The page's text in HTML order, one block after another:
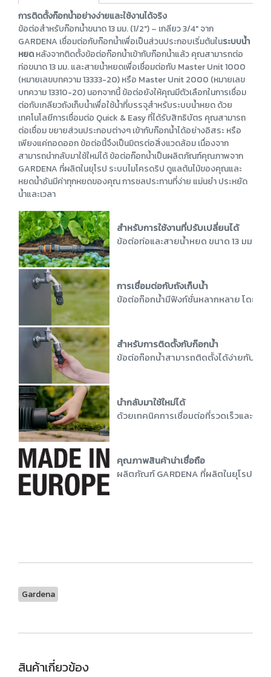
การติดตั้งก๊อกน้ำอย่างง่ายและใช้งานได้จริง
ข้อต่อสำหรับก๊อกน้ำขนาด 13 มม. (1/2") – เกลียว 3/4" จาก
GARDENA เชื่อมต่อกับก๊อกน้ำเพื่อเป็นส่วนประกอบเริ่มต้นในระบบน้ำ
หยดหลังจากติดตั้งข้อต่อก๊อกน้ำเข้ากับก๊อกน้ำแล้ว คุณสามารถต่อ
ท่อขนาด 13 มม. และสายน้ำหยดเพื่อเชื่อมต่อกับ Master Unit 1000
(หมายเลขบทความ 13333-20) หรือ Master Unit 2000 (หมายเลข
บทความ 13310-20) นอกจากนี้ ข้อต่อยังให้คุณมีตัวเลือกในการเชื่อม
ต่อกับเกลียวถังเก็บน้ำเพื่อใช้น้ำที่บรรจุสำหรับระบบน้ำหยด ด้วย
เทคโนโลยีการเชื่อมต่อ Quick & Easy ที่ได้รับสิทธิบัตร คุณสามารถ
ต่อเชื่อม ขยายส่วนประกอบต่างๆ เข้ากับก๊อกน้ำได้อย่างอิสระ หรือ
เพียงแค่ถอดออก ข้อต่อนี้จึงเป็นมิตรต่อสิ่งแวดล้อม เนื่องจาก
สามารถนำกลับมาใช้ใหม่ได้ ข้อต่อก๊อกน้ำเป็นผลิตภัณฑ์คุณภาพจาก
GARDENA ที่ผลิตในยุโรป ระบบไมโครดริป ดูแลต้นไม้ของคุณและ
หยดน้ำอันมีค่าทุกหยดของคุณ การชลประทานที่ง่าย แม่นยำ ประหยัด
น้ำและเวลา
สำหรับการใช้งานที่ปรับเปลี่ยนได้
ข้อต่อท่อและสายน้ำหยด ขนาด 13 มม. เ
การเชื่อมต่อกับถังเก็บน้ำ
ข้อต่อก๊อกน้ำมีฟังก์ชั่นหลากหลาย โดยสา
สำหรับการติดตั้งกับก๊อกน้ำ
ข้อต่อก๊อกน้ำสามารถติดตั้งได้ง่ายกับก๊อ
นำกลับมาใช้ใหม่ได้
ด้วยเทคนิคการเชื่อมต่อที่รวดเร็วและง่า
คุณภาพสินค้าน่าเชื่อถือ
ผลิตภัณฑ์ GARDENA ที่ผลิตในยุโรปยืน
Gardena
สินค้าเกี่ยวข้อง